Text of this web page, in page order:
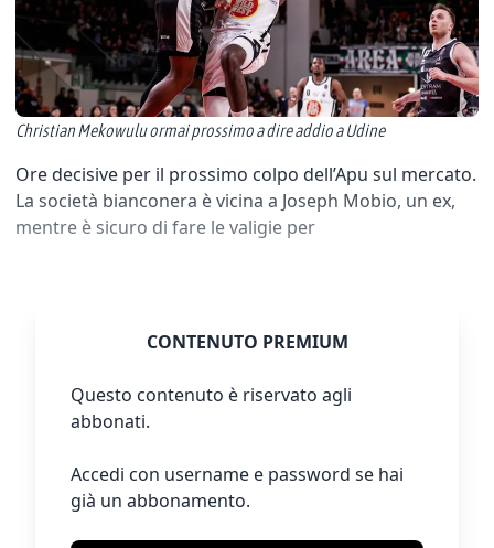
Christian Mekowulu ormai prossimo a dire addio a Udine
Ore decisive per il prossimo colpo dell’Apu sul mercato.
La società bianconera è vicina a Joseph Mobio, un ex,
mentre è sicuro di fare le valigie per
CONTENUTO PREMIUM
Questo contenuto è riservato agli
abbonati.
Accedi con username e password se hai
già un abbonamento.